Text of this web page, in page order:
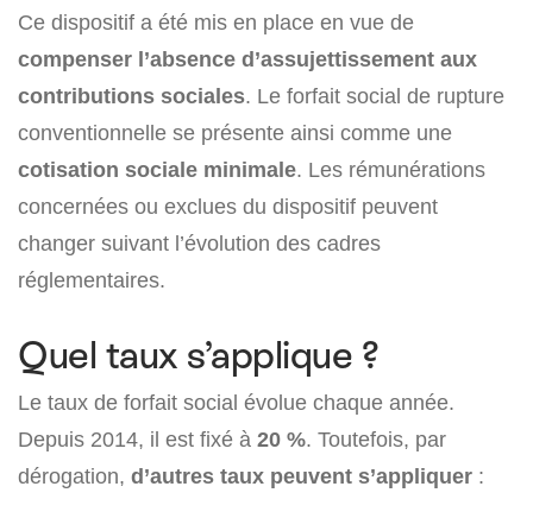
Ce dispositif a été mis en place en vue de
compenser l’absence d’assujettissement aux
contributions sociales. Le forfait social de rupture
conventionnelle se présente ainsi comme une
cotisation sociale minimale. Les rémunérations
concernées ou exclues du dispositif peuvent
changer suivant l’évolution des cadres
réglementaires.
Quel taux s’applique ?
Le taux de forfait social évolue chaque année.
Depuis 2014, il est fixé à 20 %. Toutefois, par
dérogation, d’autres taux peuvent s’appliquer :